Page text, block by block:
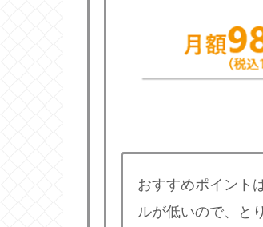
おすすめポイント
ルが低いので、と